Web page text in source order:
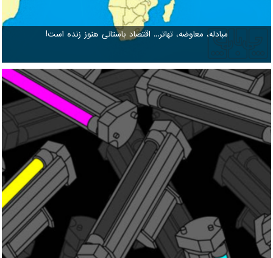
مبادله، معاوضه، تهاتر... اقتصاد باستانی هنوز زنده است!